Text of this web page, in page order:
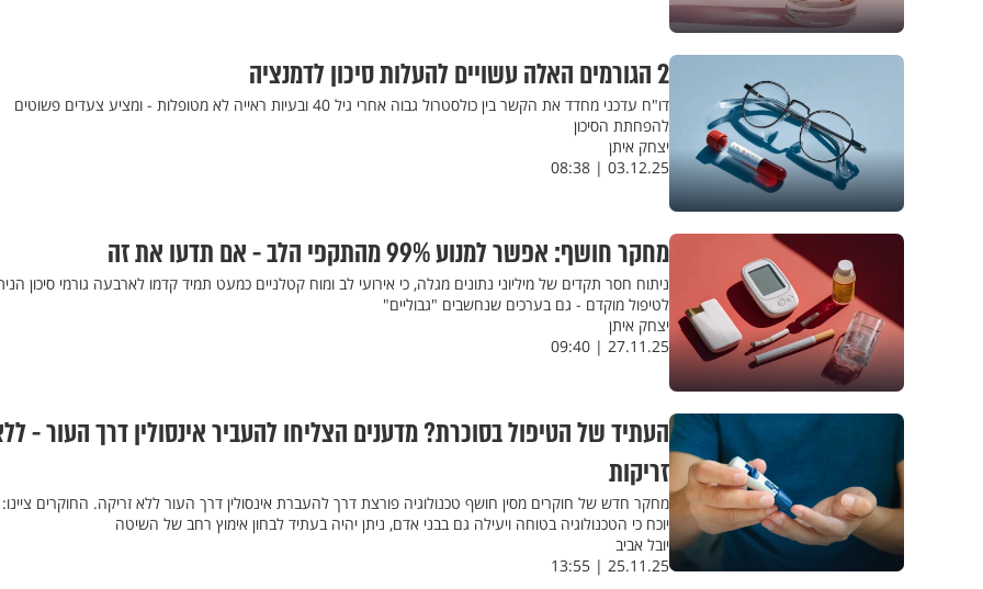
2 הגורמים האלה עשויים להעלות סיכון לדמנציה
דו"ח עדכני מחדד את הקשר בין כולסטרול גבוה אחרי גיל 40 ובעיות ראייה לא מטופלות - ומציע צעדים פשוטים
להפחתת הסיכון
יצחק איתן
03.12.25 | 08:38
מחקר חושף: אפשר למנוע 99% מהתקפי הלב - אם תדעו את זה
ניתוח חסר תקדים של מיליוני נתונים מגלה, כי אירועי לב ומוח קטלניים כמעט תמיד קדמו לארבעה גורמי סיכון
לטיפול מוקדם - גם בערכים שנחשבים "גבוליים"
יצחק איתן
27.11.25 | 09:40
העתיד של הטיפול בסוכרת? מדענים הצליחו להעביר אינסולין דרך העור -
זריקות
מחקר חדש של חוקרים מסין חושף טכנולוגיה פורצת דרך להעברת אינסולין דרך העור ללא זריקה. החוקרים
יוכח כי הטכנולוגיה בטוחה ויעילה גם בבני אדם, ניתן יהיה בעתיד לבחון אימוץ רחב של השיטה
יובל אביב
25.11.25 | 13:55